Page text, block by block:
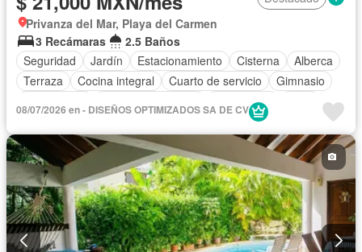
Privanza del Mar, Playa del Carmen
3 Recámaras
2.5 Baños
Seguridad
Jardín Estacionamiento Cisterna
Alberca
Terraza
Cocina integral Cuarto de servicio
Gimnasio
Aire acondicionado Electricidad
Zonas verdes
Recámara con closet
Conserje
Caseta de vigilancia
Wifi
Sin amueblar
08/07/2026 en - DISEÑOS OPTIMIZADOS SA DE CV